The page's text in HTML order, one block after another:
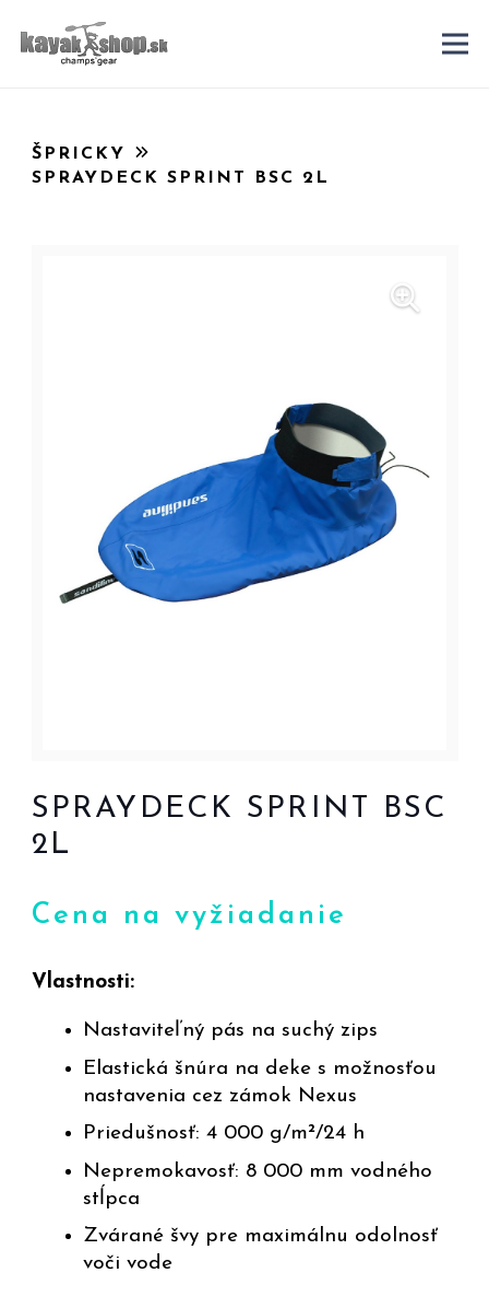
ŠPRICKY
SPRAYDECK SPRINT BSC 2L
SPRAYDECK SPRINT BSC
2L
Cena na vyžiadanie
Vlastnosti:
Nastaviteľný pás na suchý zips
Elastická šnúra na deke s možnosťou
nastavenia cez zámok Nexus
Priedušnosť: 4 000 g/m²/24 h
Nepremokavosť: 8 000 mm vodného
stĺpca
Zvárané švy pre maximálnu odolnosť
voči vode